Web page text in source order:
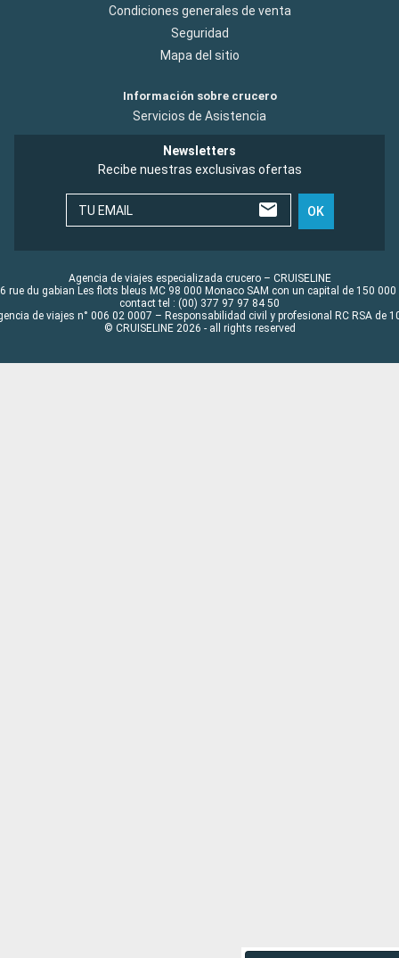
Condiciones generales de venta
Seguridad
Mapa del sitio
Información sobre crucero
Servicios de Asistencia
Newsletters
Recibe nuestras exclusivas ofertas
TU EMAIL OK
Agencia de viajes especializada crucero – CRUISELINE
rue du gabian Les flots bleus MC 98 000 Monaco SAM con un capital de 150 000
contact tel : (00) 377 97 97 84 50
de viajes n° 006 02 0007 – Responsabilidad civil y profesional RC RSA de
© CRUISELINE 2026 - all rights reserved